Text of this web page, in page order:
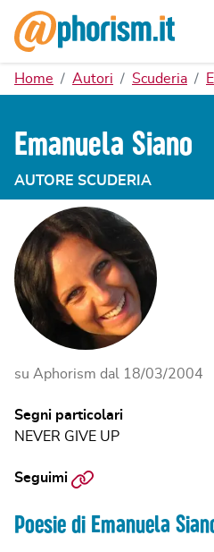
Home Autori Scuderia
Emanuela Siano
AUTORE SCUDERIA
su Aphorism dal 18/03/2004
Segni particolari
NEVER GIVE UP
Seguimi Sito
Poesie di Emanuela